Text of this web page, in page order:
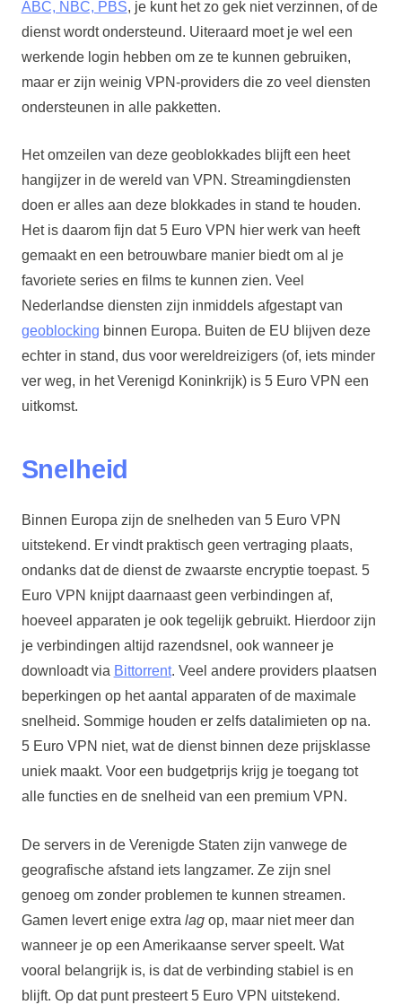
ABC, NBC, PBS, je kunt het zo gek niet verzinnen, of de
dienst wordt ondersteund. Uiteraard moet je wel een
werkende login hebben om ze te kunnen gebruiken,
maar er zijn weinig VPN-providers die zo veel diensten
ondersteunen in alle pakketten.
Het omzeilen van deze geoblokkades blijft een heet
hangijzer in de wereld van VPN. Streamingdiensten
doen er alles aan deze blokkades in stand te houden.
Het is daarom fijn dat 5 Euro VPN hier werk van heeft
gemaakt en een betrouwbare manier biedt om al je
favoriete series en films te kunnen zien. Veel
Nederlandse diensten zijn inmiddels afgestapt van
geoblocking binnen Europa. Buiten de EU blijven deze
echter in stand, dus voor wereldreizigers (of, iets minder
ver weg, in het Verenigd Koninkrijk) is 5 Euro VPN een
uitkomst.
Snelheid
Binnen Europa zijn de snelheden van 5 Euro VPN
uitstekend. Er vindt praktisch geen vertraging plaats,
ondanks dat de dienst de zwaarste encryptie toepast. 5
Euro VPN knijpt daarnaast geen verbindingen af,
hoeveel apparaten je ook tegelijk gebruikt. Hierdoor zijn
je verbindingen altijd razendsnel, ook wanneer je
downloadt via Bittorrent. Veel andere providers plaatsen
beperkingen op het aantal apparaten of de maximale
snelheid. Sommige houden er zelfs datalimieten op na.
5 Euro VPN niet, wat de dienst binnen deze prijsklasse
uniek maakt. Voor een budgetprijs krijg je toegang tot
alle functies en de snelheid van een premium VPN.
De servers in de Verenigde Staten zijn vanwege de
geografische afstand iets langzamer. Ze zijn snel
genoeg om zonder problemen te kunnen streamen.
Gamen levert enige extra lagop, maar niet meer dan
wanneer je op een Amerikaanse server speelt. Wat
vooral belangrijk is, is dat de verbinding stabiel is en
blijft. Op dat punt presteert 5 Euro VPN uitstekend.